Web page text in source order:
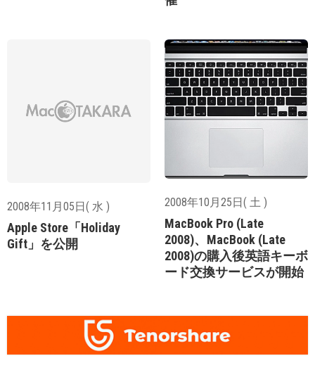
2008年11月05日( 水 )
Apple Store「Holiday
Gift」を公開
2008年10月25日( 土 )
MacBook Pro (Late
2008)、MacBook (Late
2008)の購入後英語キーボ
ード交換サービスが開始